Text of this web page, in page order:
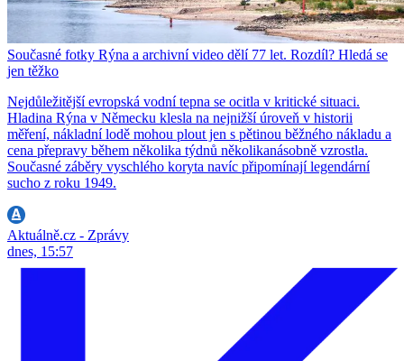
Současné fotky Rýna a archivní video dělí 77 let. Rozdíl? Hledá se
jen těžko
Nejdůležitější evropská vodní tepna se ocitla v kritické situaci.
Hladina Rýna v Německu klesla na nejnižší úroveň v historii
měření, nákladní lodě mohou plout jen s pětinou běžného nákladu a
cena přepravy během několika týdnů několikanásobně vzrostla.
Současné záběry vyschlého koryta navíc připomínají legendární
sucho z roku 1949.
Aktuálně.cz - Zprávy
dnes, 15:57